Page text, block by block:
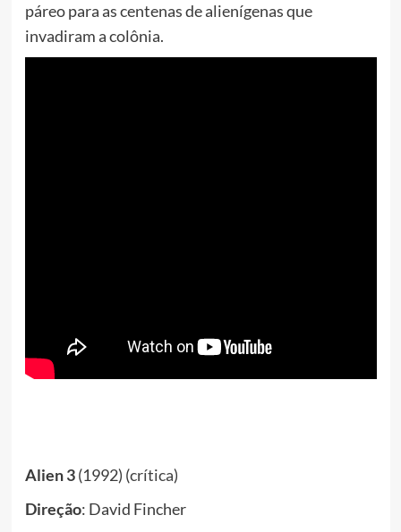
páreo para as centenas de alienígenas que
invadiram a colônia.
Alien 3(1992) (crítica)
Direção: David Fincher